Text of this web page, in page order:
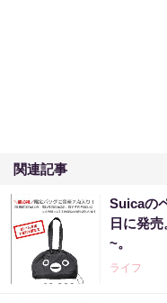
関連記事
Suicaの
日に発
~。
ライフ